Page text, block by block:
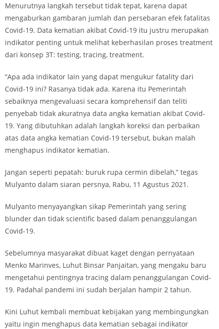
Menurutnya langkah tersebut tidak tepat, karena dapat
mengaburkan gambaran jumlah dan persebaran efek fatalitas
Covid-19. Data kematian akibat Covid-19 itu justru merupakan
indikator penting untuk melihat keberhasilan proses treatment
dari konsep 3T: testing, tracing, treatment.
“Apa ada indikator lain yang dapat mengukur fatality dari
Covid-19 ini? Rasanya tidak ada. Karena itu Pemerintah
sebaiknya mengevaluasi secara komprehensif dan teliti
penyebab tidak akuratnya data angka kematian akibat Covid-
19. Yang dibutuhkan adalah langkah koreksi dan perbaikan
atas data angka kematian Covid-19 tersebut, bukan malah
menghapus indikator kematian.
Jangan seperti pepatah: buruk rupa cermin dibelah,” tegas
Mulyanto dalam siaran persnya, Rabu, 11 Agustus 2021.
Mulyanto menyayangkan sikap Pemerintah yang sering
blunder dan tidak scientific based dalam penanggulangan
Covid-19.
Sebelumnya masyarakat dibuat kaget dengan pernyataan
Menko Marinves, Luhut Binsar Panjaitan, yang mengaku baru
mengetahui pentingnya tracing dalam penanggulangan Covid-
19. Padahal pandemi ini sudah berjalan hampir 2 tahun.
Kini Luhut kembali membuat kebijakan yang membingungkan
yaitu ingin menghapus data kematian sebagai indikator